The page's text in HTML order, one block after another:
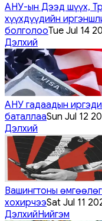
АНУ-ын Дээд шүүх,
хүүхдүүдийн
болголооTue Jul 14
Дэлхий
АНУ гадаадын
баталлааSun Jul 12
Дэлхий
Вашингтоны
хохирчээSat Jul 11
ДэлхийНийгэм